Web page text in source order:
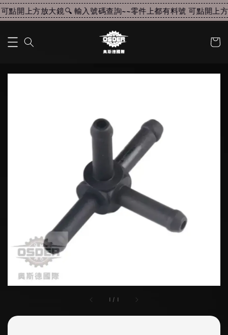
點開上方放大鏡🔍 輸入號碼查詢~~零件上都有料號 可點開上
1 / 1